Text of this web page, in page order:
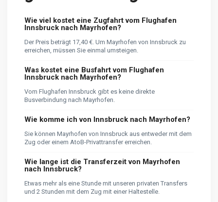
Wie viel kostet eine Zugfahrt vom Flughafen
Innsbruck nach Mayrhofen?
Der Preis beträgt 17,40 €. Um Mayrhofen von Innsbruck zu
erreichen, müssen Sie einmal umsteigen.
Was kostet eine Busfahrt vom Flughafen
Innsbruck nach Mayrhofen?
Vom Flughafen Innsbruck gibt es keine direkte
Busverbindung nach Mayrhofen.
Wie komme ich von Innsbruck nach Mayrhofen?
Sie können Mayrhofen von Innsbruck aus entweder mit dem
Zug oder einem AtoB-Privattransfer erreichen.
Wie lange ist die Transferzeit von Mayrhofen
nach Innsbruck?
Etwas mehr als eine Stunde mit unseren privaten Transfers
und 2 Stunden mit dem Zug mit einer Haltestelle.